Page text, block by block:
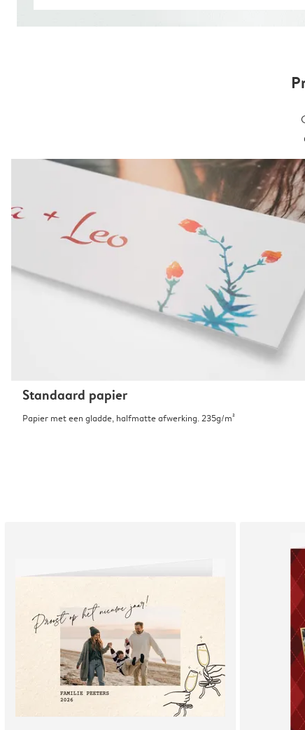
Standaard papier
Papier met een gladde, halfmatte afwerking. 235g/m²